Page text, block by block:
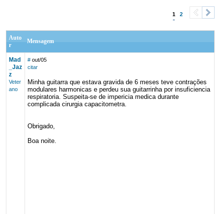
1 2
Auto
r
Mensagem
Mad
_Jaz
z
Veter
ano
# out/05
citar
Minha guitarra que estava gravida de 6 meses teve contrações
modulares harmonicas e perdeu sua guitarrinha por insuficiencia
respiratoria. Suspeita-se de impericia medica durante
complicada cirurgia capacitometra.
Obrigado,
Boa noite.